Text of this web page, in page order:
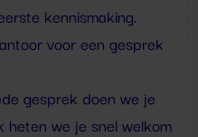
kennismaking.
voor een gesprek
gesprek doen we je
heten we je snel welkom